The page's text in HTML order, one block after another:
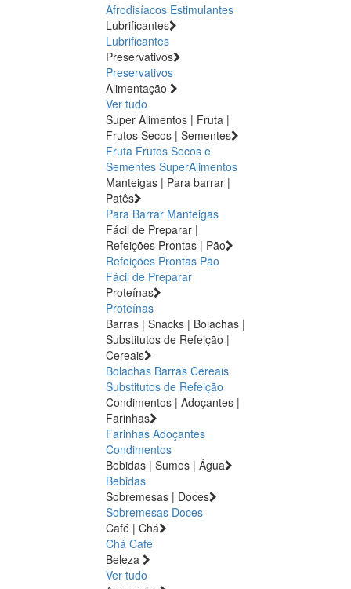
Afrodisíacos Estimulantes
Lubrificantes
Lubrificantes
Preservativos
Preservativos
Alimentação
Ver tudo
Super Alimentos | Fruta |
Frutos Secos | Sementes
Fruta Frutos Secos e
Sementes SuperAlimentos
Manteigas | Para barrar |
Patês
Para Barrar Manteigas
Fácil de Preparar |
Refeições Prontas | Pão
Refeições Prontas Pão
Fácil de Preparar
Proteínas
Proteínas
Barras | Snacks | Bolachas |
Substitutos de Refeição |
Cereais
Bolachas Barras Cereais
Substitutos de Refeição
Condimentos | Adoçantes |
Farinhas
Farinhas Adoçantes
Condimentos
Bebidas | Sumos | Água
Bebidas
Sobremesas | Doces
Sobremesas Doces
Café | Chá
Chá Café
Beleza
Ver tudo